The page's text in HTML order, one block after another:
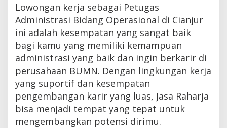
Lowongan kerja sebagai Petugas
Administrasi Bidang Operasional di Cianjur
ini adalah kesempatan yang sangat baik
bagi kamu yang memiliki kemampuan
administrasi yang baik dan ingin berkarir di
perusahaan BUMN. Dengan lingkungan kerja
yang suportif dan kesempatan
pengembangan karir yang luas, Jasa Raharja
bisa menjadi tempat yang tepat untuk
mengembangkan potensi dirimu.